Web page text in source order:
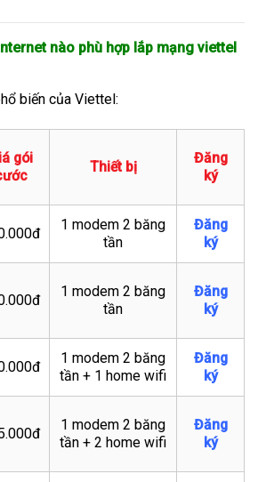
nào phù hợp lắp mạng viettel
biến của Viettel:
gói
Thiết bị
Đăng
ký
1 modem 2 băng
tần
Đăng
ký
1 modem 2 băng
tần
Đăng
ký
1 modem 2 băng
tần + 1 home wifi
Đăng
ký
1 modem 2 băng
tần + 2 home wifi
Đăng
ký